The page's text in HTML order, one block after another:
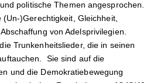
politische Themen angesprochen.
)Gerechtigkeit, Gleichheit,
von Adelsprivilegien.
Trunkenheitslieder, die in seinen
Sie sind auf die
und die Demokratiebewegung